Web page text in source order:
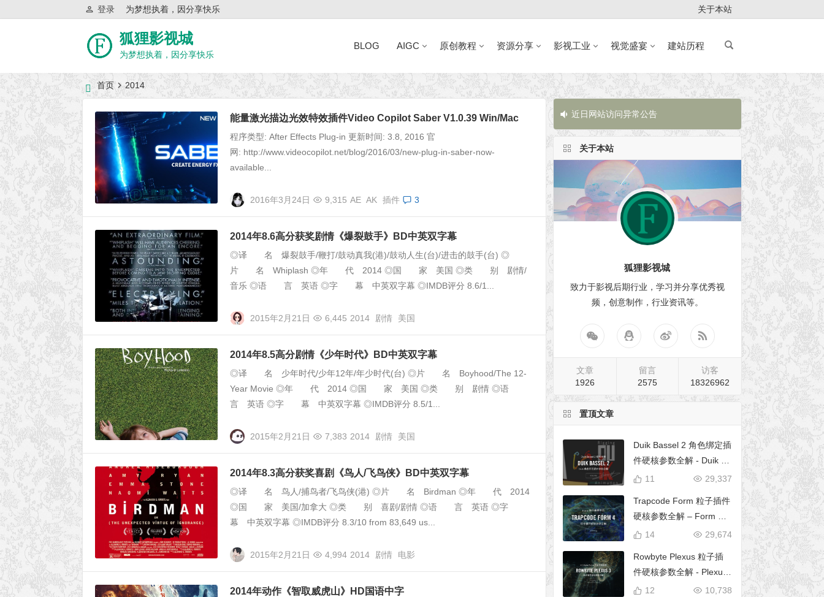
为梦想执着，因分享快乐
登录 关于本站
狐狸影视城
为梦想执着，因分享快乐
BLOG AIGC 原创教程 资源分享 影视工业 视觉盛宴 建站历程
首页 2014
能量激光描边光效特效插件Video Copilot Saber V1.0.39 Win/Mac
程序类型: After Effects Plug-in 更新时间: 3.8, 2016 官
网: http://www.videocopilot.net/blog/2016/03/new-plug-in-saber-now-
available...
2016年3月24日 9,315 AE AK 插件 3
2014年8.6高分获奖剧情《爆裂鼓手》BD中英双字幕
◎译 名 爆裂鼓手/鞭打/鼓动真我(港)/鼓动人生(台)/进击的鼓手(台) ◎
片 名 Whiplash ◎年 代 2014 ◎国 家 美国 ◎类 别 剧情/
音乐 ◎语 言 英语 ◎字 幕 中英双字幕 ◎IMDB评分 8.6/1...
2015年2月21日 6,445 2014 剧情 美国
2014年8.5高分剧情《少年时代》BD中英双字幕
◎译 名 少年时代/少年12年/年少时代(台) ◎片 名 Boyhood/The 12-
Year Movie ◎年 代 2014 ◎国 家 美国 ◎类 别 剧情 ◎语
言 英语 ◎字 幕 中英双字幕 ◎IMDB评分 8.5/1...
2015年2月21日 7,383 2014 剧情 美国
2014年8.3高分获奖喜剧《鸟人/飞鸟侠》BD中英双字幕
◎译 名 鸟人/捕鸟者/飞鸟侠(港) ◎片 名 Birdman ◎年 代 2014
◎国 家 美国/加拿大 ◎类 别 喜剧/剧情 ◎语 言 英语 ◎字
幕 中英双字幕 ◎IMDB评分 8.3/10 from 83,649 us...
2015年2月21日 4,994 2014 剧情 电影
2014年动作《智取威虎山》HD国语中字
近日网站访问异常公告 近日网站访问异常公告 近日网站访问异常公告 近日网站访问
关于本站
狐狸影视城
致力于影视后期行业，学习并分享优秀视
频，创意制作，行业资讯等。
文章
1926
留言
2575
访客
18326962
置顶文章
Duik Bassel 2 角色绑定插
件硬核参数全解 - Duik 16
完全使用手册
29,337
11
Trapcode Form 粒子插件
硬核参数全解 – Form 完
全使用手册
29,674
14
Rowbyte Plexus 粒子插
件硬核参数全解 - Plexus
完全使用手册
10,738
12